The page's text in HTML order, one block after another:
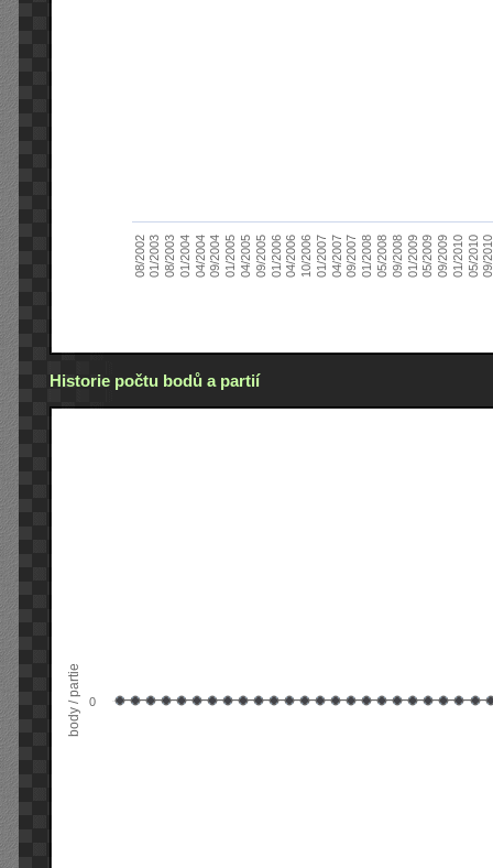
08/200201/200308/200301/200404/200409/200401/200504/200509/200501/200604/200610/200601/200704/200709/200701/200805/200809/200801/200905/200909/200901/201005/201009/
Historie počtu bodů a partií
body / partie 0